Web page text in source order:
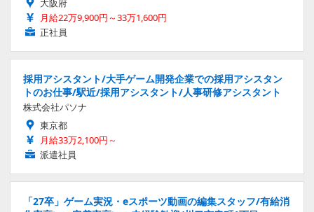
「27卒」IT・ゲーム業界志望・ゲームイラスト・キャラクタ
ーデザインのアシスタントスタッフ/残業ほぼなし/昇給あり/
大阪市北区梅田1丁目
株式会社プロジェクトトリガー
月給22万9,900円～33万1,600円
正社員
採用アシスタント/大手ゲーム開発企業での採用アシスタン
トのお仕事/駅近/採用アシスタント/人事研修アシスタント
株式会社パソナ
月給33万2,100円～